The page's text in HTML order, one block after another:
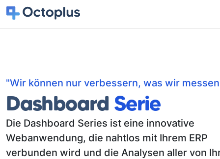
"Wir können nur verbessern, was wir
Dashboard Serie
Die Dashboard Series ist eine innovative
Webanwendung, die nahtlos mit Ihrem ERP
verbunden wird und die Analysen aller von